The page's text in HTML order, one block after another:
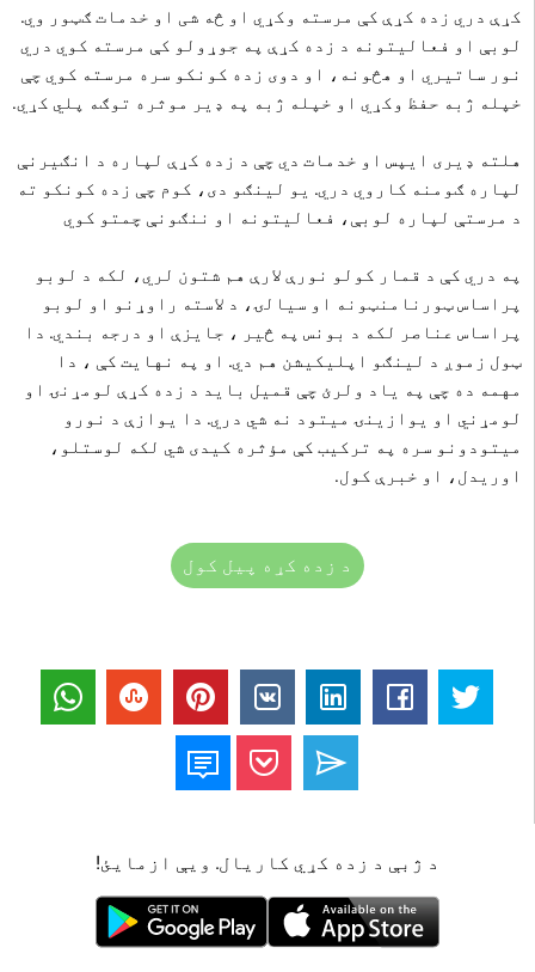
کړې دري زده کړې کې مرسته وکړي او څه شی او خدمات ګټور وي.
لوبې او فعالیتونه د زده کړې په جوړولو کې مرسته کوي دري
نور ساتیري او هڅونه، او دوی زده کونکو سره مرسته کوي چې
خپله ژبه حفظ وکړي او خپله ژبه په ډیر موثره توګه پلي کړي.
هلته ډیری ایپس او خدمات دي چې د زده کړې لپاره د انګیرنې
لپاره ګومنه کاروي دري. یو لینګو دی، کوم چې زده کونکو ته
د مرستې لپاره لوبې، فعالیتونه او ننګونې چمتو کوي
په دري کې د قمار کولو نورې لارې هم شتون لري، لکه د لوبو
پراساس ټورنامنټونه او سیالۍ، د لاسته راوړنو او لوبو
پراساس عناصر لکه د بونس په څیر ، جایزې او درجه بندي. دا
ټول زموږ د لینګو اپلیکیشن هم دي. او په نهایت کې ، دا
مهمه ده چې په یاد ولرئ چې قمیل باید د زده کړې لومړنۍ او
لومړني او یوازینۍ میتود نه شي دري. دا یوازې د نورو
میتودونو سره په ترکیب کې مؤثره کیدی شي لکه لوستلو،
اوریدل، او خبرې کول.
د زده کړه پیل کول
د ژبې د زده کړي کاریال. ویې ازمایئ!